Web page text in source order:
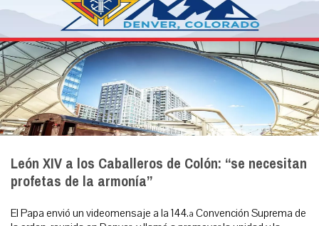
León XIV a los Caballeros de Colón: “se necesitan
profetas de la armonía”
El Papa envió un videomensaje a la 144.ª Convención Suprema de